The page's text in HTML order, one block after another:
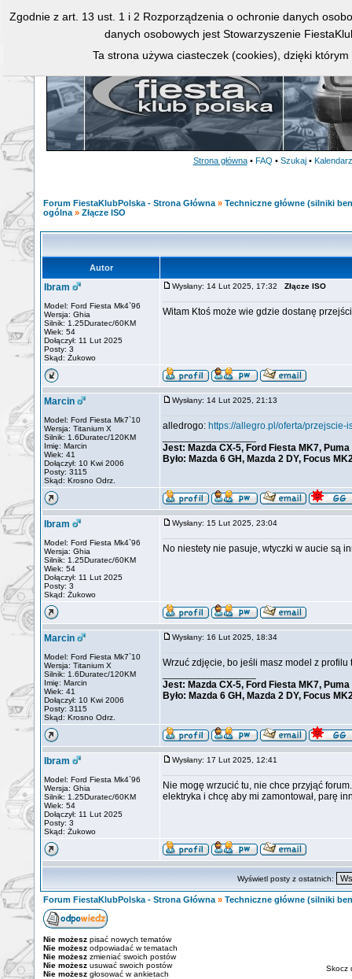
Strona główna • FAQ • Szukaj • Kalendarz
Forum FiestaKlubPolska - Strona Główna » Techniczne główne (silniki
ogólna » Złącze ISO
Autor
Ibram
Model: Ford Fiesta Mk4`96
Wersja: Ghia
Silnik: 1.25Duratec/60KM
Wiek: 54
Dołączył: 11 Lut 2025
Posty: 3
Skąd: Żukowo
Wysłany: 14 Lut 2025, 17:32 Złącze ISO
Witam Ktoś może wie gdzie dostanę
Marcin
Model: Ford Fiesta Mk7`10
Wersja: Titanium X
Silnik: 1.6Duratec/120KM
Imię: Marcin
Wiek: 41
Dołączył: 10 Kwi 2006
Posty: 3115
Skąd: Krosno Odrz.
Wysłany: 14 Lut 2025, 21:13
alledrogo: https://allegro.pl/oferta/
Jest: Mazda CX-5, Ford Fiesta MK7, Puma
Było: Mazda 6 GH, Mazda 2 DY, Focus
Ibram
Model: Ford Fiesta Mk4`96
Wersja: Ghia
Silnik: 1.25Duratec/60KM
Wiek: 54
Dołączył: 11 Lut 2025
Posty: 3
Skąd: Żukowo
Wysłany: 15 Lut 2025, 23:04
No niestety nie pasuje, wtyczki w aucie są
Marcin
Model: Ford Fiesta Mk7`10
Wersja: Titanium X
Silnik: 1.6Duratec/120KM
Imię: Marcin
Wiek: 41
Dołączył: 10 Kwi 2006
Posty: 3115
Skąd: Krosno Odrz.
Wysłany: 16 Lut 2025, 18:34
Wrzuć zdjęcie, bo jeśli masz model z
Jest: Mazda CX-5, Ford Fiesta MK7, Puma
Było: Mazda 6 GH, Mazda 2 DY, Focus
Ibram
Model: Ford Fiesta Mk4`96
Wersja: Ghia
Silnik: 1.25Duratec/60KM
Wiek: 54
Dołączył: 11 Lut 2025
Posty: 3
Skąd: Żukowo
Wysłany: 17 Lut 2025, 12:41
Nie mogę wrzucić tu, nie chce przyjąć
elektryka i chcę aby mi zamontował, parę
Wyświetl posty z ostatnich:
Forum FiestaKlubPolska - Strona Główna » Techniczne główne (silniki
Nie możesz pisać nowych tematów
Nie możesz odpowiadać w tematach
Nie możesz zmieniać swoich postów
Nie możesz usuwać swoich postów
Nie możesz głosować w ankietach
Skocz
Zgodnie z art. 13 ust. 1 i 2 Rozporządzenia o ochronie danych
danych osobowych jest Stowarzyszenie
Ta strona używa ciasteczek (cookies), dzięki